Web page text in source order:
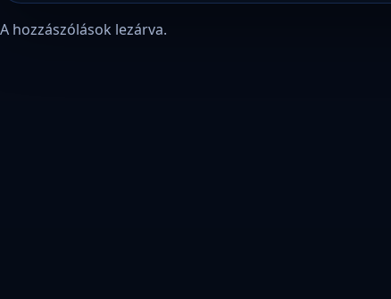
A hozzászólások lezárva.